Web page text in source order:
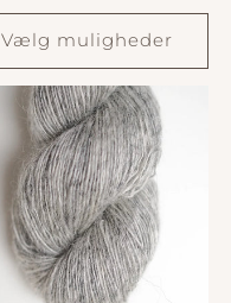
Vælg muligheder